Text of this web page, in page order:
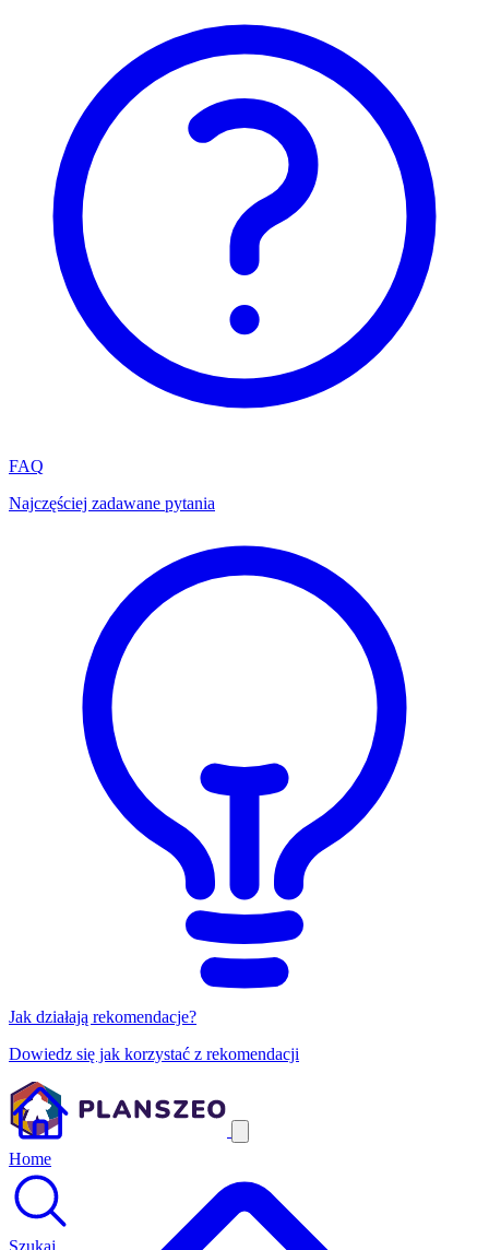
FAQ
Najczęściej zadawane pytania
Jak działają rekomendacje?
Dowiedz się jak korzystać z rekomendacji
Home
Szukaj